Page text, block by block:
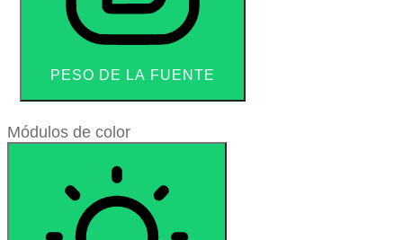
PESO DE LA FUENTE
Módulos de color